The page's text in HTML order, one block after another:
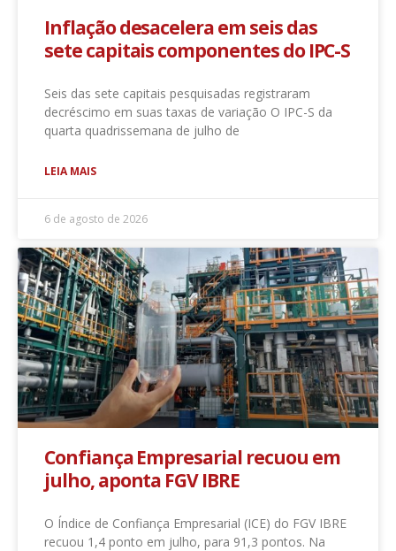
Inflação desacelera em seis das
sete capitais componentes do IPC-S
Seis das sete capitais pesquisadas registraram
decréscimo em suas taxas de variação O IPC-S da
quarta quadrissemana de julho de
LEIA MAIS
6 de agosto de 2026
Confiança Empresarial recuou em
julho, aponta FGV IBRE
O Índice de Confiança Empresarial (ICE) do FGV IBRE
recuou 1,4 ponto em julho, para 91,3 pontos. Na